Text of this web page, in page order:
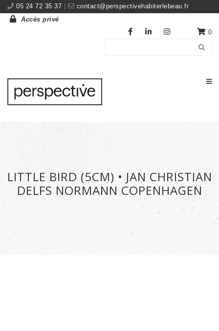
05 24 72 35 37
contact@perspectivehabiterlebeau.fr
Accès privé
0
LITTLE BIRD (5CM) • JAN CHRISTIAN
DELFS NORMANN COPENHAGEN